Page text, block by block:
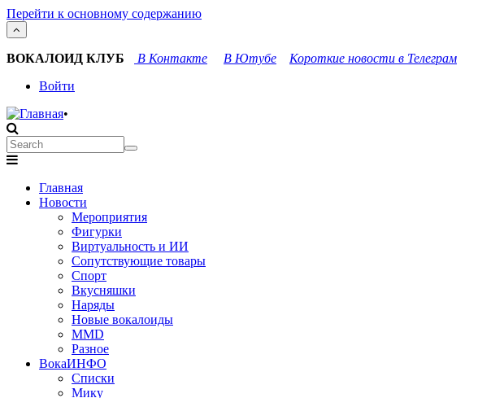
Перейти к основному содержанию
ВОКАЛОИД КЛУБ В Контакте В Ютубе Короткие новости в Телеграм
User
account
menu
Войти
•
Search
Search
navigation
Главная
Новости
Мероприятия
Фигурки
Виртуальность и ИИ
Сопутствующие товары
Спорт
Вкусняшки
Наряды
Новые вокалоиды
MMD
Разное
ВокаИНФО
Списки
Мику